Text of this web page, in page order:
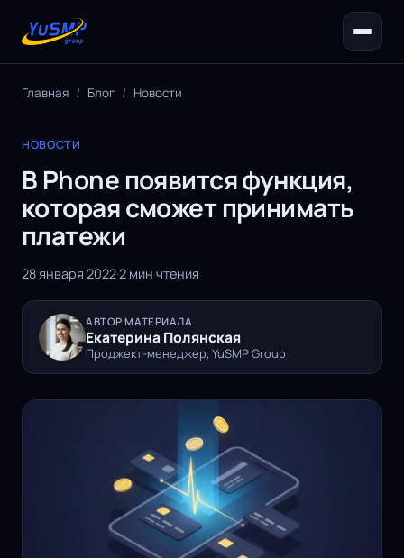
Главная / Блог / Новости
НОВОСТИ
В Phone появится функция,
которая сможет принимать
платежи
28 января 2022·2 мин чтения
АВТОР МАТЕРИАЛА
Екатерина Полянская
Проджект-менеджер, YuSMP Group